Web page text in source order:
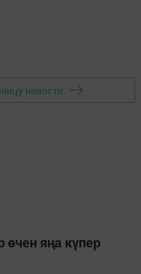
новости
яңа күпер